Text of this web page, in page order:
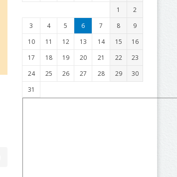
1
2
3
4 5 6 7 8
9
10
11 12 13 14 15
16
17
18 19 20 21 22
23
24
25 26 27 28 29
30
31